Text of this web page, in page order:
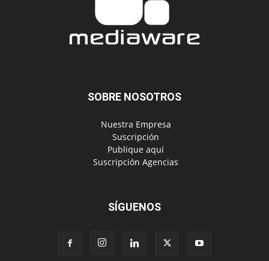
SOBRE NOSOTROS
‎ Nuestra Empresa
‎ Suscripción
‎ Publique aquí
‎ Suscripción Agencias
SÍGUENOS